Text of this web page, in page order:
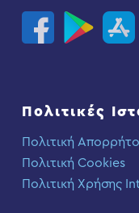
Πολιτικές
Πολιτική
Πολιτική Cookies
Πολιτική Χρήσης